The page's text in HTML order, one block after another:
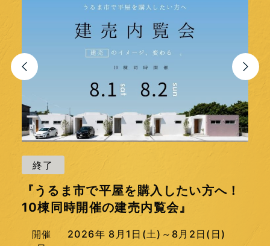
市で平屋を購入したい方へ！
開催の建売内覧会』
2026年 8月1日(土)～8月2日(日)
【完成